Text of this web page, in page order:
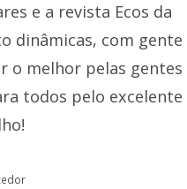
e a revista Ecos da
dinâmicas, com gente
o melhor pelas gentes
todos pelo excelente